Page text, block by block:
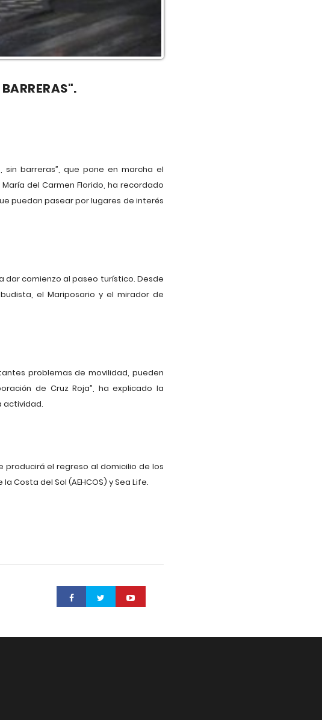
barreras”, que pone en marcha el
del Carmen Florido, ha recordado
puedan pasear por lugares de interés
dar comienzo al paseo turístico. Desde
el Mariposario y el mirador de
problemas de movilidad, pueden
de Cruz Roja”, ha explicado la
actividad.
producirá el regreso al domicilio de los
Costa del Sol (AEHCOS) y Sea Life.